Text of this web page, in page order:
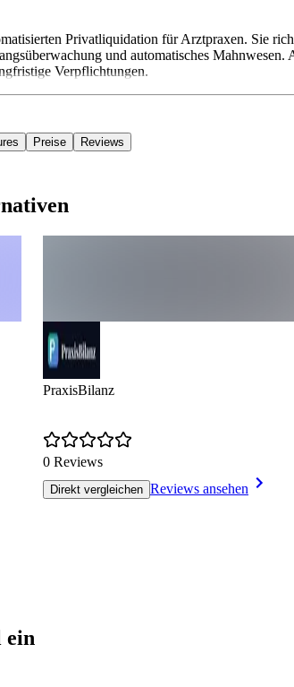
Privatliquidation für Arztpraxen. Sie
und automatisches
Verpflichtungen.
Preise Reviews
PraxisBilanz
0 Reviews
Direkt vergleichen Reviews ansehen
ein